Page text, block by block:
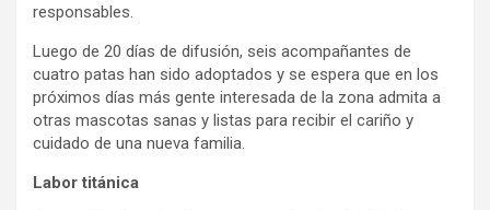
responsables.
Luego de 20 días de difusión, seis acompañantes de
cuatro patas han sido adoptados y se espera que en los
próximos días más gente interesada de la zona admita a
otras mascotas sanas y listas para recibir el cariño y
cuidado de una nueva familia.
Labor titánica